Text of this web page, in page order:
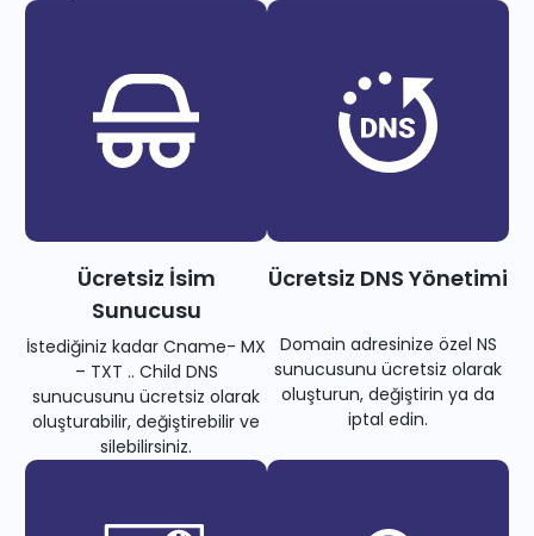
Ücretsiz İsim
Sunucusu
İstediğiniz kadar Cname- MX
– TXT .. Child DNS
sunucusunu ücretsiz olarak
oluşturabilir, değiştirebilir ve
silebilirsiniz.
Ücretsiz DNS Yönetimi
Domain adresinize özel NS
sunucusunu ücretsiz olarak
oluşturun, değiştirin ya da
iptal edin.